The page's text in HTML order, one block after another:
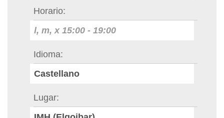
Horario
l, m, x 15:00 - 19:00
Idioma
Castellano
Lugar